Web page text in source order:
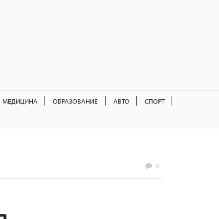
МЕДИЦИНА ОБРАЗОВАНИЕ АВТО СПОРТ
0